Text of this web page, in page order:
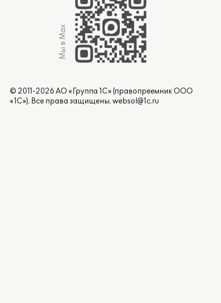
Мы в Max
© 2011-2026 АО «Группа 1С» (правопреемник ООО
«1С»). Все права защищены. websol@1c.ru